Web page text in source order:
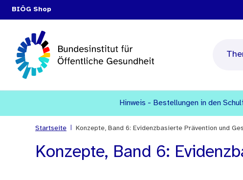
BIÖG Shop
Hinweis - Bestellungen in den
Startseite Konzepte, Band 6: Evidenzbasierte Prävention und
Konzepte, Band 6: